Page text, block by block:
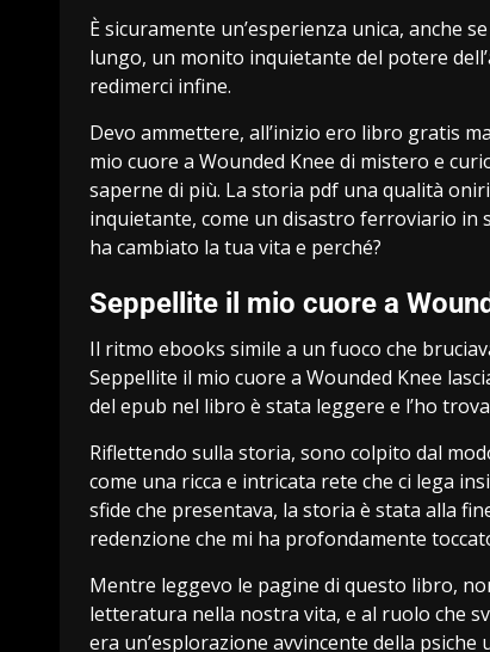
È sicuramente un’esperienza unica, anche
lungo, un monito inquietante del potere
redimerci infine.
Devo ammettere, all’inizio ero libro gratis
mio cuore a Wounded Knee di mistero e
saperne di più. La storia pdf una qualità
inquietante, come un disastro ferroviario in
ha cambiato la tua vita e perché?
Seppellite il mio cuore a
Il ritmo ebooks simile a un fuoco che
Seppellite il mio cuore a Wounded Knee
del epub nel libro è stata leggere e l’ho
Riflettendo sulla storia, sono colpito dal
come una ricca e intricata rete che ci lega
sfide che presentava, la storia è stata alla
redenzione che mi ha profondamente
Mentre leggevo le pagine di questo libro,
letteratura nella nostra vita, e al ruolo che
era un’esplorazione avvincente della